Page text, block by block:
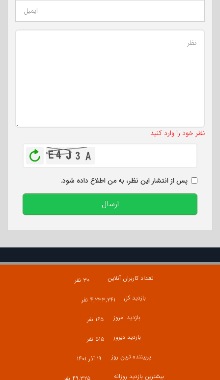
نظر خود را وارد کنید
پس از انتشار این نظر، به من اطلاع داده شود.
ارسال
تعداد کاربران آنلاین
۳۰ نفر
بازدید کل
۴,۲۳۳,۲۴۱ نفر
بازدید امروز
۱۶۵ نفر
بازدید دیروز
۵۱۵ نفر
پربیننده ترین روز
۱۹ آذر ۱۴۰۱
بیشترین بازدید روزانه